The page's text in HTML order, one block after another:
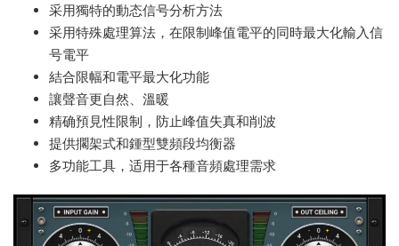
采用獨特的動态信号分析方法
采用特殊處理算法，在限制峰值電平的同時最大化輸入信
号電平
結合限幅和電平最大化功能
讓聲音更自然、溫暖
精确預見性限制，防止峰值失真和削波
提供擱架式和鍾型雙頻段均衡器
多功能工具，适用于各種音頻處理需求